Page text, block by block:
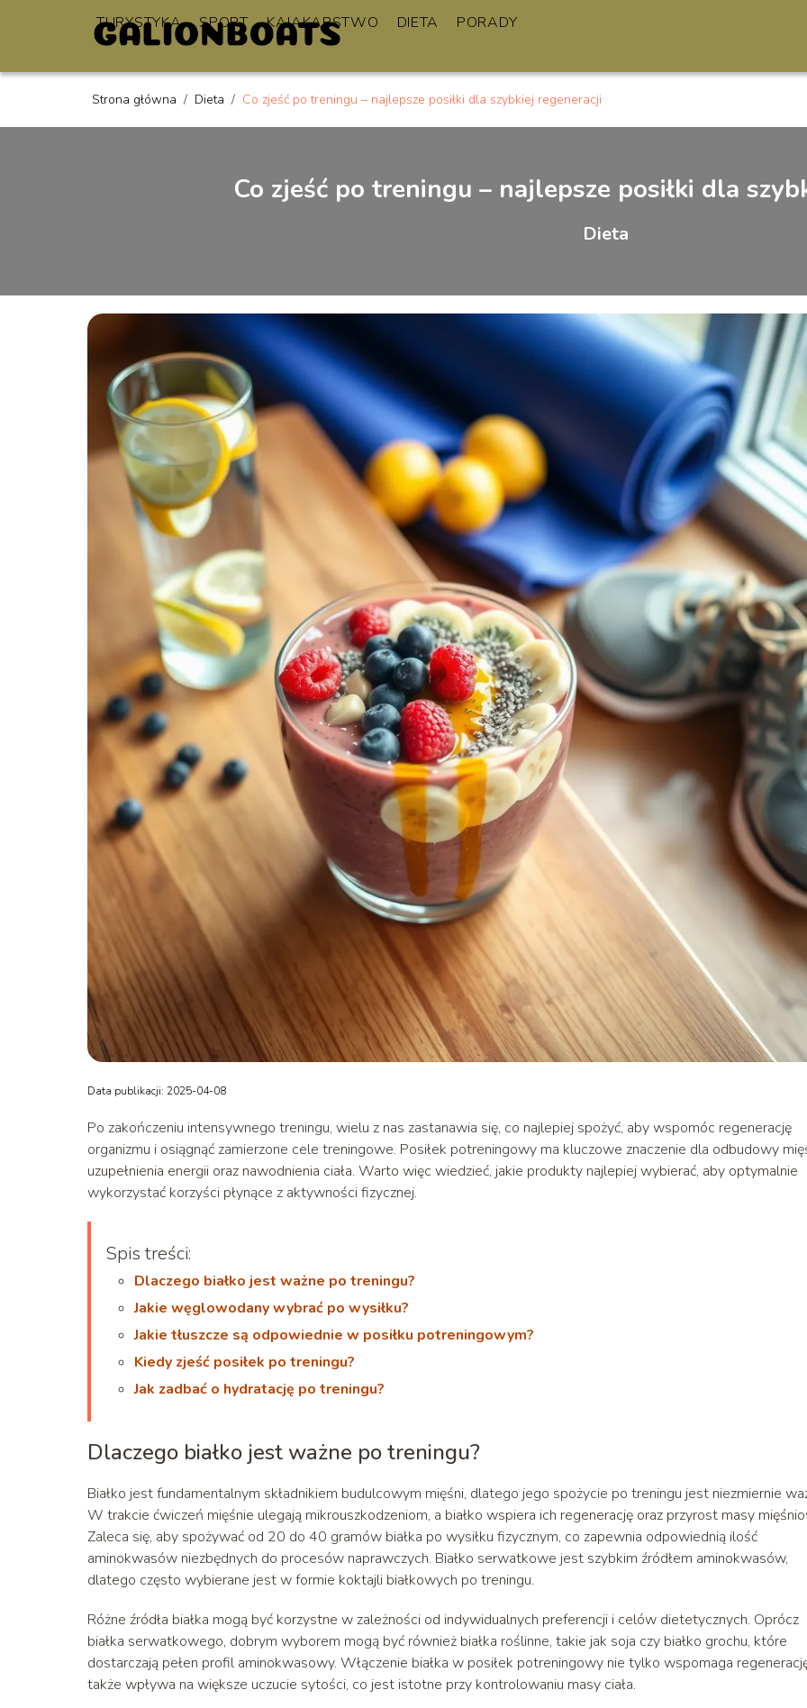
TURYSTYKA SPORT KAJAKARSTWO DIETA PORADY
Strona główna / Dieta / Co zjeść po treningu – najlepsze posiłki dla szybkiej regeneracji
Co zjeść po treningu – najlepsze posiłki dla
Dieta
Data publikacji: 2025-04-08
Po zakończeniu intensywnego treningu, wielu z nas zastanawia się, co najlepiej spożyć, aby wspomóc regenerację
organizmu i osiągnąć zamierzone cele treningowe. Posiłek potreningowy ma kluczowe znaczenie dla odbudowy
uzupełnienia energii oraz nawodnienia ciała. Warto więc wiedzieć, jakie produkty najlepiej wybierać, aby optymalnie
wykorzystać korzyści płynące z aktywności fizycznej.
Spis treści:
Dlaczego białko jest ważne po treningu?
Jakie węglowodany wybrać po wysiłku?
Jakie tłuszcze są odpowiednie w posiłku potreningowym?
Kiedy zjeść posiłek po treningu?
Jak zadbać o hydratację po treningu?
Dlaczego białko jest ważne po treningu?
Białko jest fundamentalnym składnikiem budulcowym mięśni, dlatego jego spożycie po treningu jest niezmiernie
W trakcie ćwiczeń mięśnie ulegają mikrouszkodzeniom, a białko wspiera ich regenerację oraz przyrost masy
Zaleca się, aby spożywać od 20 do 40 gramów białka po wysiłku fizycznym, co zapewnia odpowiednią ilość
aminokwasów niezbędnych do procesów naprawczych. Białko serwatkowe jest szybkim źródłem aminokwasów,
dlatego często wybierane jest w formie koktajli białkowych po treningu.
Różne źródła białka mogą być korzystne w zależności od indywidualnych preferencji i celów dietetycznych. Oprócz
białka serwatkowego, dobrym wyborem mogą być również białka roślinne, takie jak soja czy białko grochu, które
dostarczają pełen profil aminokwasowy. Włączenie białka w posiłek potreningowy nie tylko wspomaga
także wpływa na większe uczucie sytości, co jest istotne przy kontrolowaniu masy ciała.